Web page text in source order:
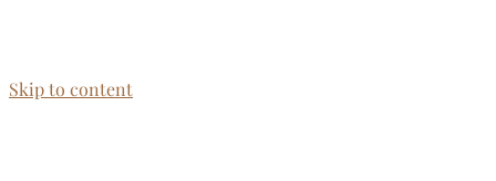
Skip to content